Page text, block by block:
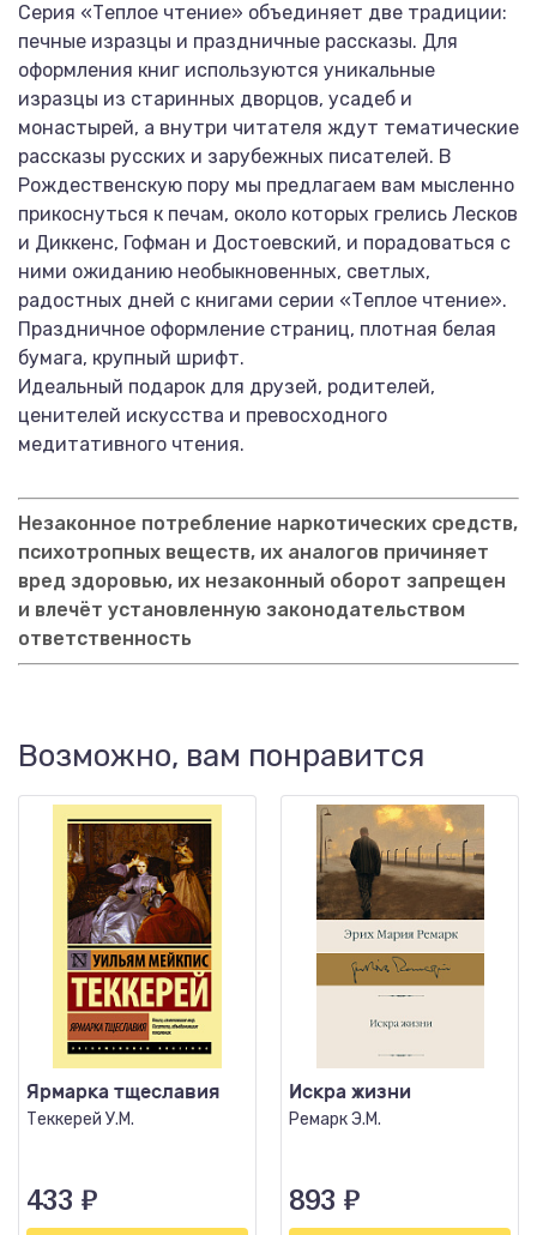
Серия «Теплое чтение» объединяет две традиции:
печные изразцы и праздничные рассказы. Для
оформления книг используются уникальные
изразцы из старинных дворцов, усадеб и
монастырей, а внутри читателя ждут тематические
рассказы русских и зарубежных писателей. В
Рождественскую пору мы предлагаем вам мысленно
прикоснуться к печам, около которых грелись Лесков
и Диккенс, Гофман и Достоевский, и порадоваться с
ними ожиданию необыкновенных, светлых,
радостных дней с книгами серии «Теплое чтение».
Праздничное оформление страниц, плотная белая
бумага, крупный шрифт.
Идеальный подарок для друзей, родителей,
ценителей искусства и превосходного
медитативного чтения.
Незаконное потребление наркотических средств,
психотропных веществ, их аналогов причиняет
вред здоровью, их незаконный оборот запрещен
и влечёт установленную законодательством
ответственность
Возможно, вам понравится
Ярмарка тщеславия
Теккерей У.М.
433 ₽
Искра жизни
Ремарк Э.М.
893 ₽